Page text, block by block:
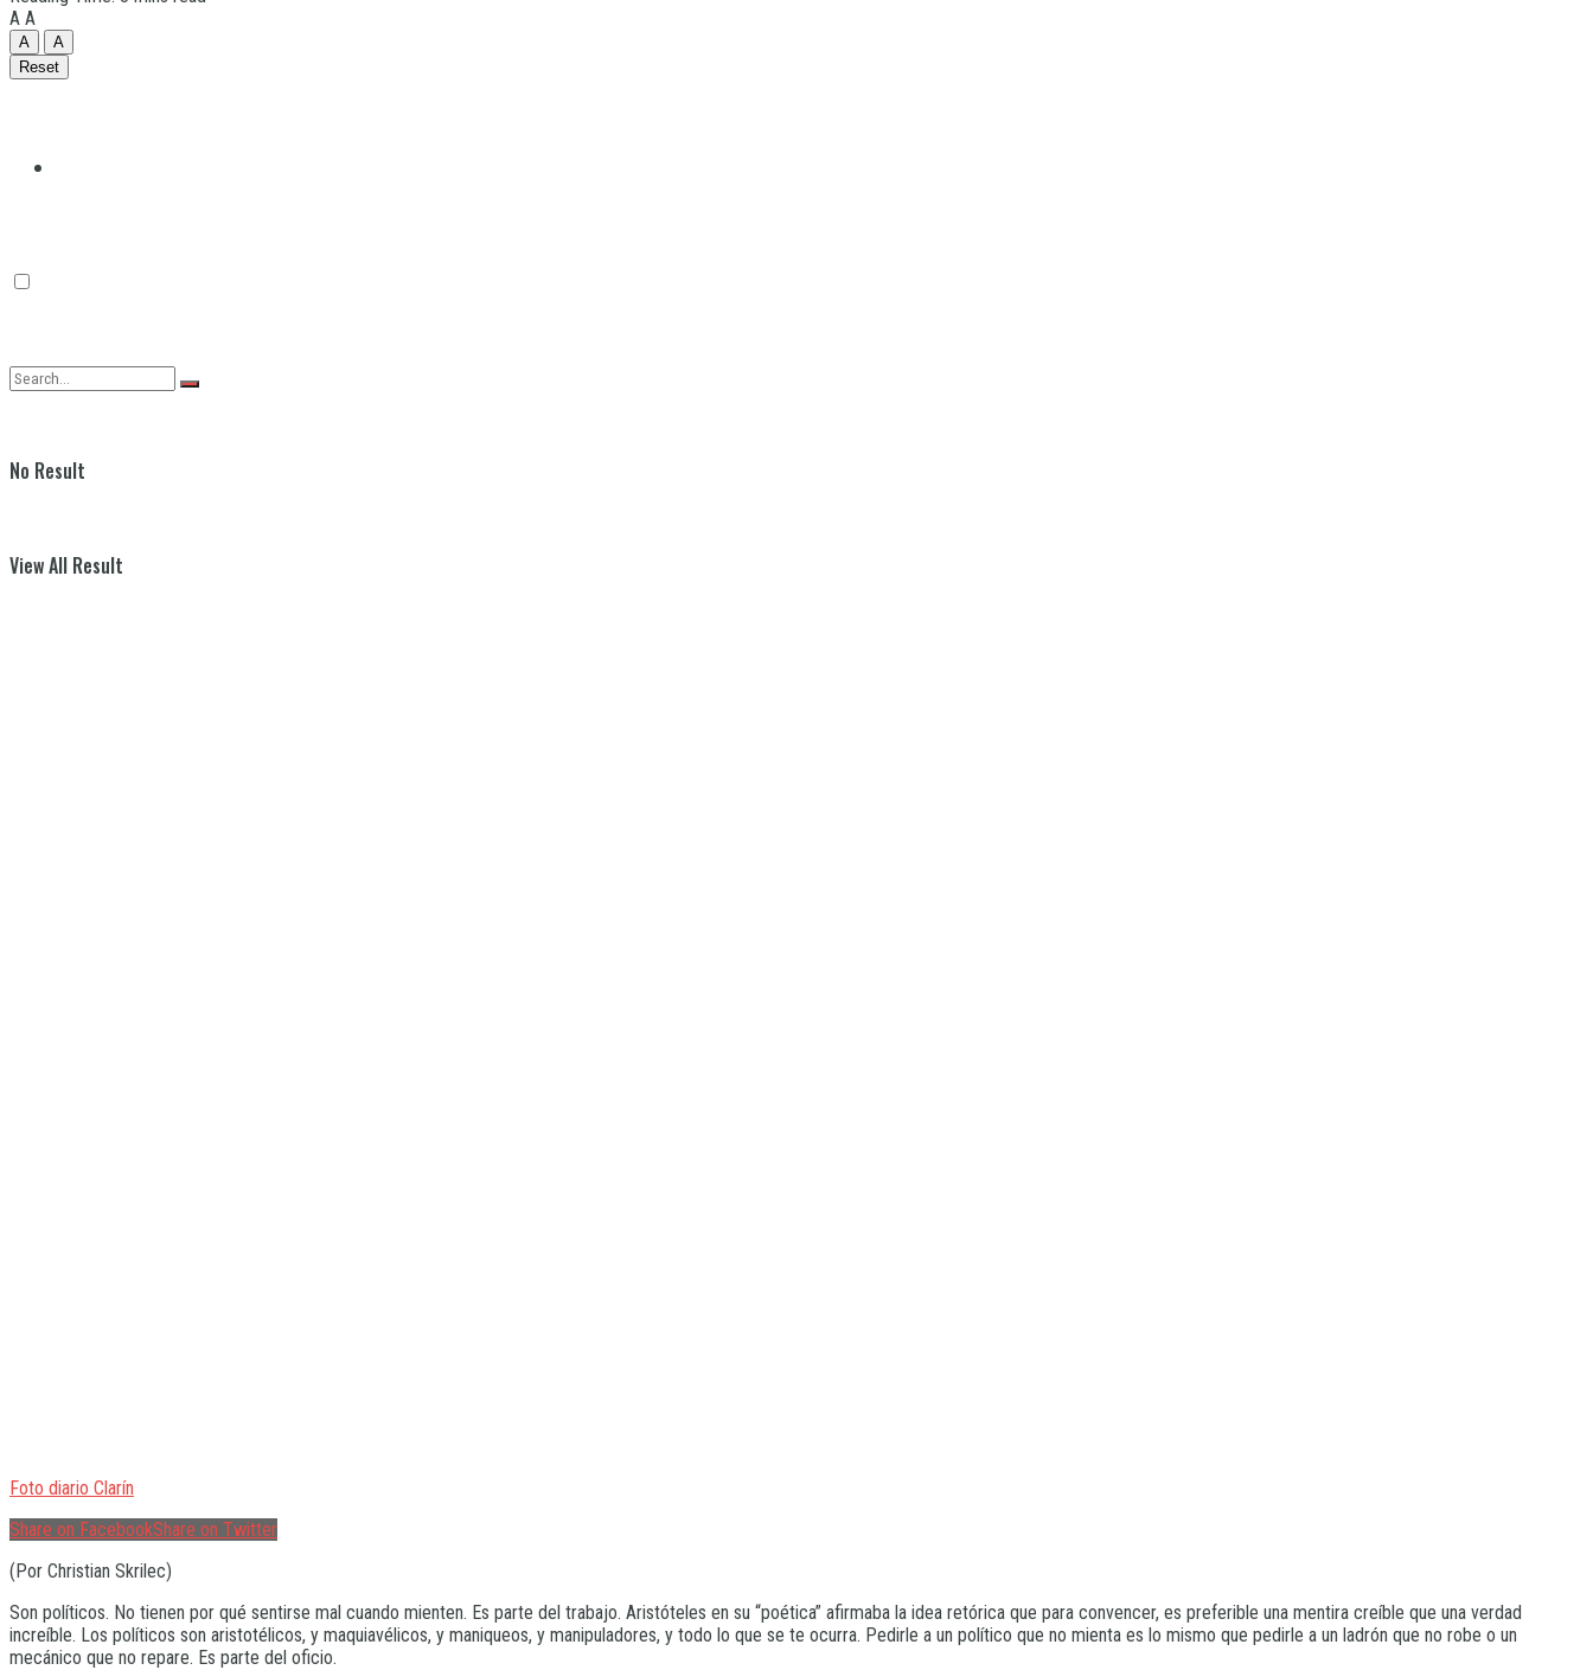
Quilmes
No Result
View All Result
A A
A
A
Reset
Foto diario Clarín
Share on FacebookShare on Twitter
(Por Christian Skrilec)
Son políticos. No tienen por qué sentirse mal cuando mienten. Es parte del trabajo. Aristóteles en su “poética” afirmaba la idea retórica que para convencer, es preferible una mentira creíble que una verdad
increíble. Los políticos son aristotélicos, y maquiavélicos, y maniqueos, y manipuladores, y todo lo que se te ocurra. Pedirle a un político que no mienta es lo mismo que pedirle a un ladrón que no robe o un
mecánico que no repare. Es parte del oficio.